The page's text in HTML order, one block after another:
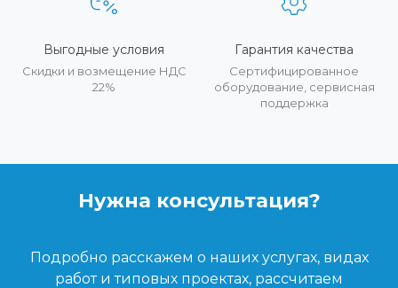
Выгодные условия
Скидки и возмещение НДС
22%
Гарантия качества
Сертифицированное
оборудование, сервисная
поддержка
Нужна консультация?
Подробно расскажем о наших услугах, видах
работ и типовых проектах, рассчитаем